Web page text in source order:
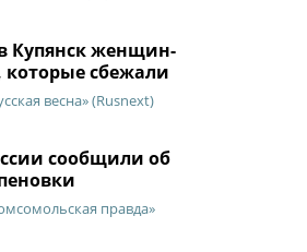
Купянск женщин-
сбежали
весна» (Rusnext)
сообщили об
правда»